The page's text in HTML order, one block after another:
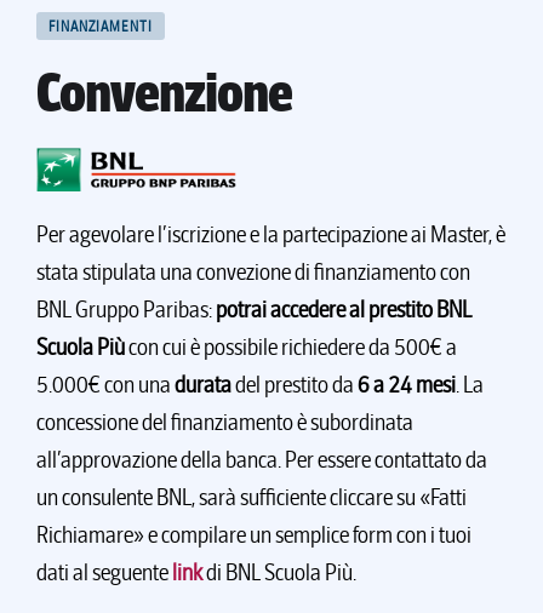
FINANZIAMENTI
Convenzione
Per agevolare l’iscrizione e la partecipazione ai Master, è
stata stipulata una convezione di finanziamento con
BNL Gruppo Paribas:potrai accedere al prestito BNL
Scuola Piùcon cui è possibile richiedere da 500€ a
5.000€ con unaduratadel prestito da6 a 24 mesi. La
concessione del finanziamento è subordinata
all’approvazione della banca. Per essere contattato da
un consulente BNL, sarà sufficiente cliccare su «Fatti
Richiamare» e compilare un semplice form con i tuoi
dati al seguentelinkdi BNL Scuola Più.